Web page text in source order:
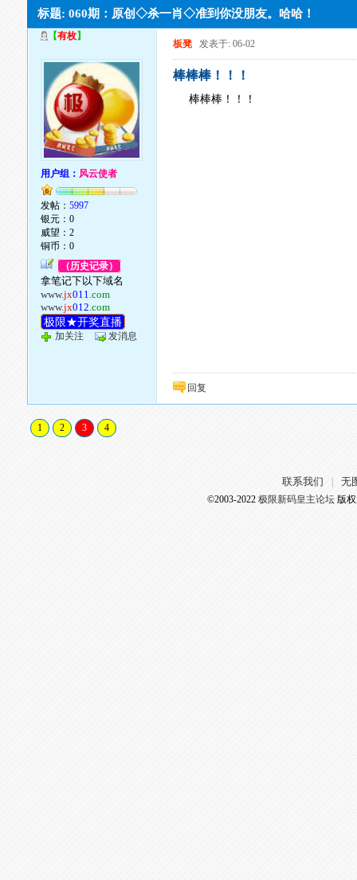
标题: 060期：原创◇杀一肖◇准到你没朋友。哈哈！
【有枚】
用户组： 风云使者
发帖：5997
银元：0
威望：2
铜币：0
（历史记录）
拿笔记下以下域名
www.jx011.com
www.jx012.com
极限★开奖直播
加关注 发消息
板凳 发表于: 06-02
棒棒棒！！！
棒棒棒！！！
回复
1 2 3 4
联系我们 无
©2003-2022 极限新码皇主论坛版权